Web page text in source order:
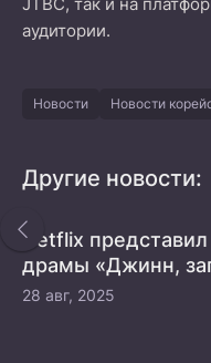
JTBC, так и на
аудитории.
Новости Новости
Другие новости:
Netflix
драмы «Джинн,
28 авг, 2025